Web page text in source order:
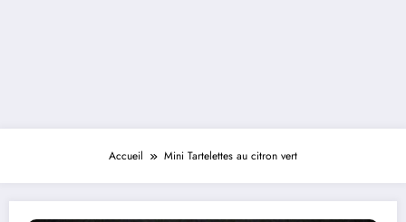
Accueil Mini Tartelettes au citron vert